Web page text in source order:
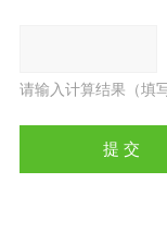
请输入计算结果（填